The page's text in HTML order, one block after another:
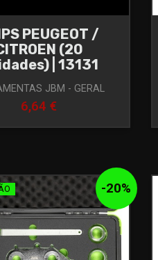
PEUGEOT /
(20
| 13131
JBM - GERAL
6,64 €
-20%